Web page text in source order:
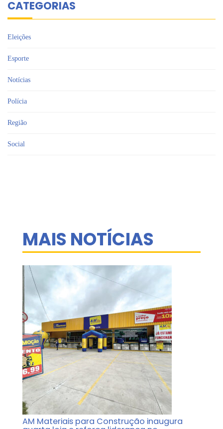
CATEGORIAS
Eleições
Esporte
Notícias
Polícia
Região
Social
MAIS NOTÍCIAS
AM Materiais para Construção inaugura